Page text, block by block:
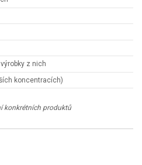
z nich
koncentracích)
konkrétních produktů